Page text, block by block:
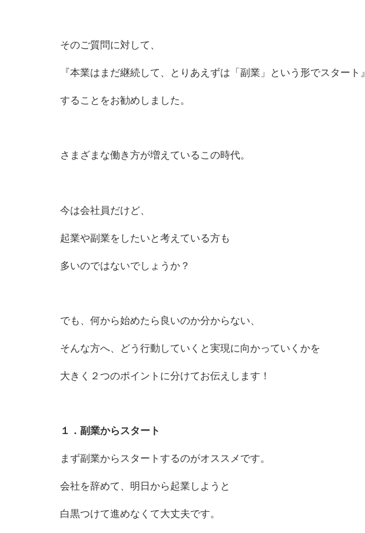
そのご質問に対して、
『本業はまだ継続して、とりあえずは「副業」という形でスタート』
することをお勧めしました。
さまざまな働き方が増えているこの時代。
今は会社員だけど、
起業や副業をしたいと考えている方も
多いのではないでしょうか？
でも、何から始めたら良いのか分からない、
そんな方へ、どう行動していくと実現に向かっていくかを
大きく２つのポイントに分けてお伝えします！
１．副業からスタート
まず副業からスタートするのがオススメです。
会社を辞めて、明日から起業しようと
白黒つけて進めなくて大丈夫です。